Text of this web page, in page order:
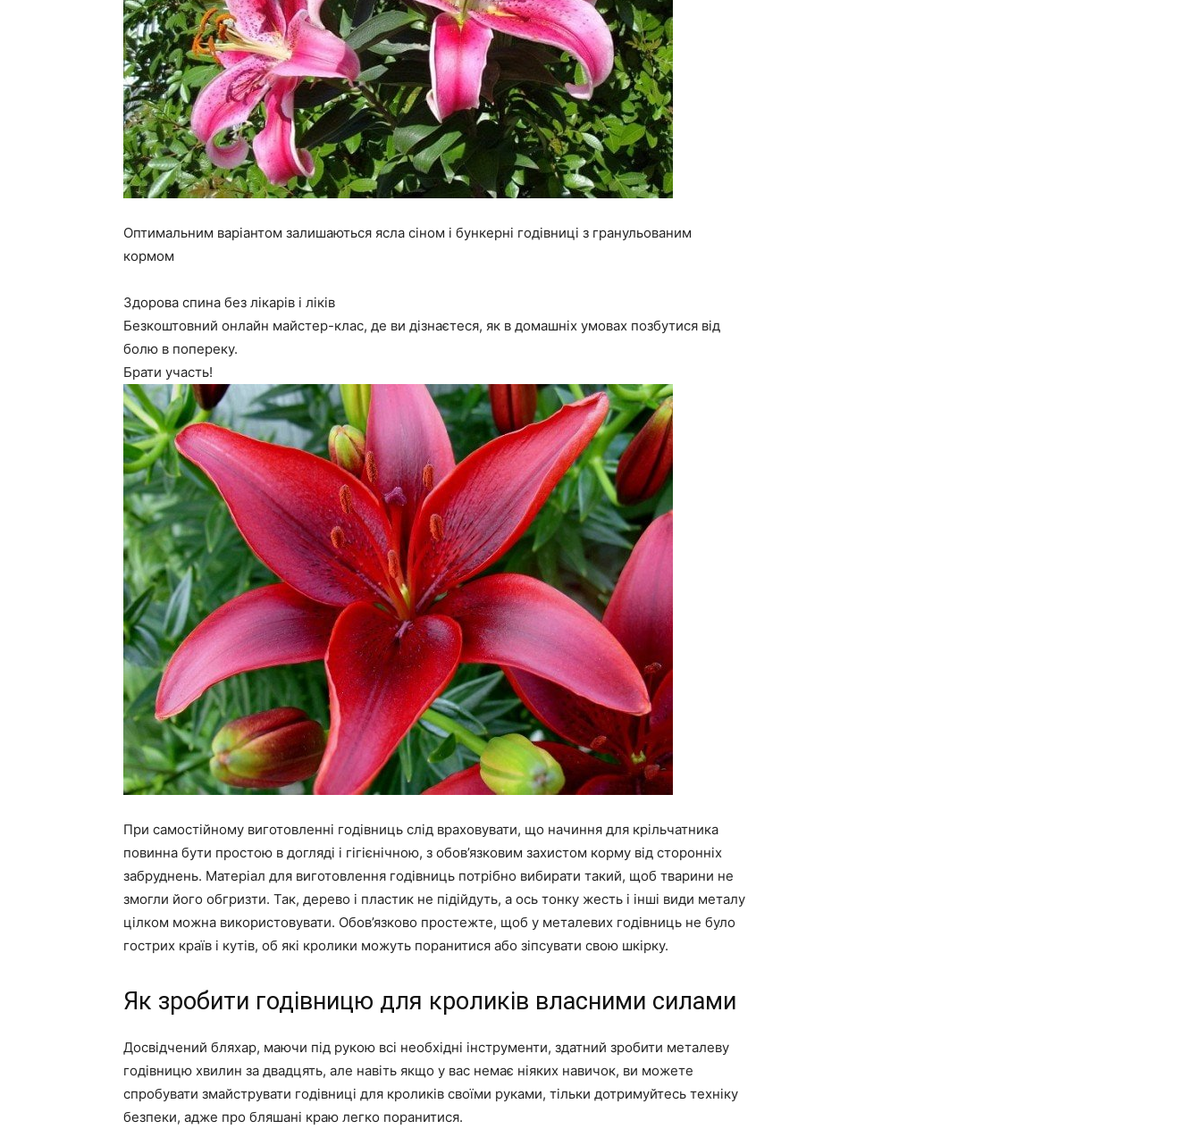
Оптимальним варіантом залишаються ясла сіном і бункерні годівниці з гранульованим
кормом
Здорова спина без лікарів і ліків
Безкоштовний онлайн майстер-клас, де ви дізнаєтеся, як в домашніх умовах позбутися від
болю в попереку.
Брати участь!
При самостійному виготовленні годівниць слід враховувати, що начиння для крільчатника
повинна бути простою в догляді і гігієнічною, з обов’язковим захистом корму від сторонніх
забруднень. Матеріал для виготовлення годівниць потрібно вибирати такий, щоб тварини не
змогли його обгризти. Так, дерево і пластик не підійдуть, а ось тонку жесть і інші види металу
цілком можна використовувати. Обов’язково простежте, щоб у металевих годівниць не було
гострих країв і кутів, об які кролики можуть поранитися або зіпсувати свою шкірку.
Як зробити годівницю для кроликів власними силами
Досвідчений бляхар, маючи під рукою всі необхідні інструменти, здатний зробити металеву
годівницю хвилин за двадцять, але навіть якщо у вас немає ніяких навичок, ви можете
спробувати змайструвати годівниці для кроликів своїми руками, тільки дотримуйтесь техніку
безпеки, адже про бляшані краю легко поранитися.